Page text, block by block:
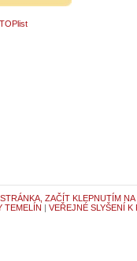
ZAČÍT KLEPNUTÍM NA
TEMELÍN | VEŘEJNÉ SLYŠENÍ